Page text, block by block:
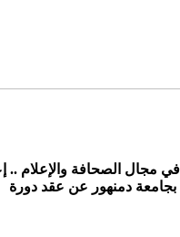
في مجال الصحافة والإعلام
بجامعة دمنهور عن عقد دورة